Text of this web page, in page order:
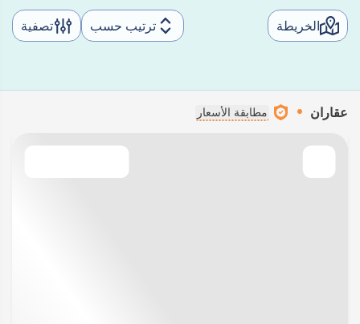
الخريطة ترتيب حسب تصفية
عقاران مطابقة الأسعار